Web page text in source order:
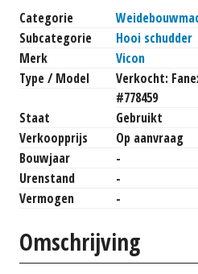
Categorie
Subcategorie
Hooi schudder
Merk
Vicon
Type / Model
Verkocht:
#778459
Staat
Gebruikt
Verkoopprijs
Op aanvraag
Bouwjaar
-
Urenstand
-
Vermogen
-
Omschrijving